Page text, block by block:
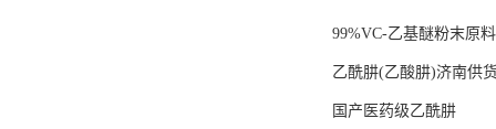
99%VC-乙基醚粉末原料
乙酰肼(乙酸肼)济南供
国产医药级乙酰肼